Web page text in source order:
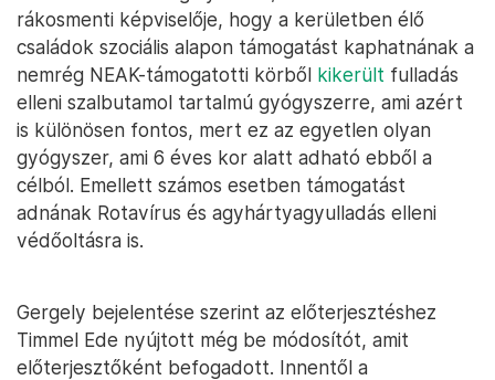
rákosmenti képviselője, hogy a kerületben élő
családok szociális alapon támogatást kaphatnának a
nemrég NEAK-támogatotti körből kikerült fulladás
elleni szalbutamol tartalmú gyógyszerre, ami azért
is különösen fontos, mert ez az egyetlen olyan
gyógyszer, ami 6 éves kor alatt adható ebből a
célból. Emellett számos esetben támogatást
adnának Rotavírus és agyhártyagyulladás elleni
védőoltásra is.
Gergely bejelentése szerint az előterjesztéshez
Timmel Ede nyújtott még be módosítót, amit
előterjesztőként befogadott. Innentől a